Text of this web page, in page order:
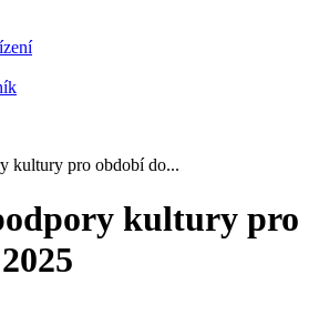
kultury pro období do...
kultury pro